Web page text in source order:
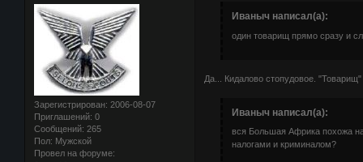
Зарегистрирован: 2006-08-07
Приглашений: 0
Сообщений: 265
Пол: Мужской
Провел на форуме:
Иваныч написал(а):
один товарищ прямо сразу и
Да... Кидалово стопудовое.
Иваныч написал(а):
вся Большая Африка похожа
налогами и криминалом?